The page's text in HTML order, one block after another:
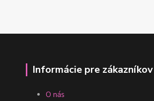
Informácie pre zákazníkov
O nás